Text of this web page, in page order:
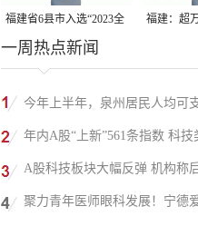
福建省6县市入选“2023全
国县域发展潜力百强县”
福建：超
一周热点新闻
今年上半年，泉州居民人均可
年内A股“上新”561条指数 科技
A股科技板块大幅反弹 机构称
聚力青年医师眼科发展！宁德